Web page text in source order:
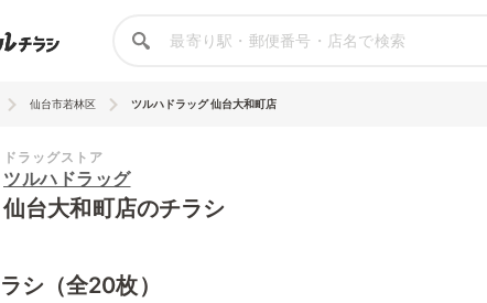
仙台市若林区 ツルハドラッグ 仙台大和町店
ドラッグストア
ツルハドラッグ
仙台大和町店のチラシ
シ（全20枚）